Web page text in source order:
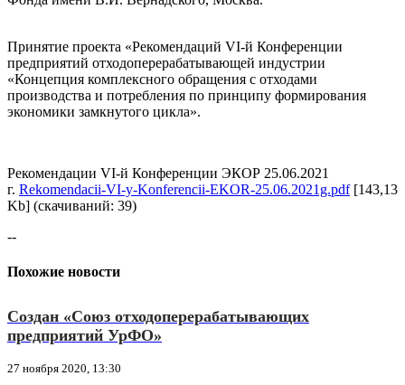
Принятие проекта «Рекомендаций VI-й Конференции
предприятий отходоперерабатывающей индустрии
«Концепция комплексного обращения с отходами
производства и потребления по принципу формирования
экономики замкнутого цикла».
Рекомендации VI-й Конференции ЭКОР 25.06.2021
г. Rekomendacii-VI-y-Konferencii-EKOR-25.06.2021g.pdf[143,13
Kb] (cкачиваний: 39)
--
Похожие новости
Создан «Союз отходоперерабатывающих
предприятий УрФО»
27 ноября 2020, 13:30